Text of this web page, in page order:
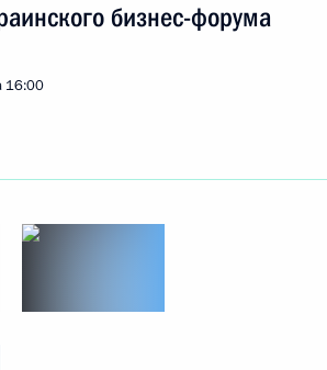
бизнес-форума
16:00